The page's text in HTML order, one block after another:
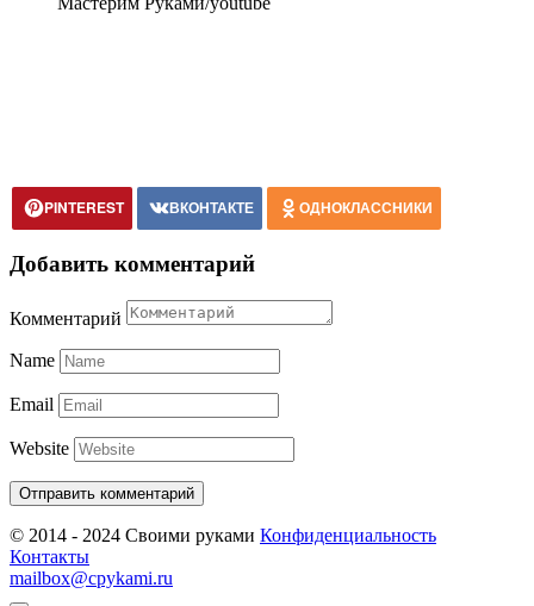
PINTEREST ВКОНТАКТЕ ОДНОКЛАССНИКИ
Добавить комментарий
Комментарий
Name
Email
Website
© 2014 - 2024 Своими руками Конфиденциальность
Контакты
mailbox@cpykami.ru